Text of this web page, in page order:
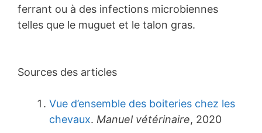
ferrant ou à des infections microbiennes
telles que le muguet et le talon gras.
Sources des articles
Vue d’ensemble des boiteries chez les
chevaux. Manuel vétérinaire, 2020